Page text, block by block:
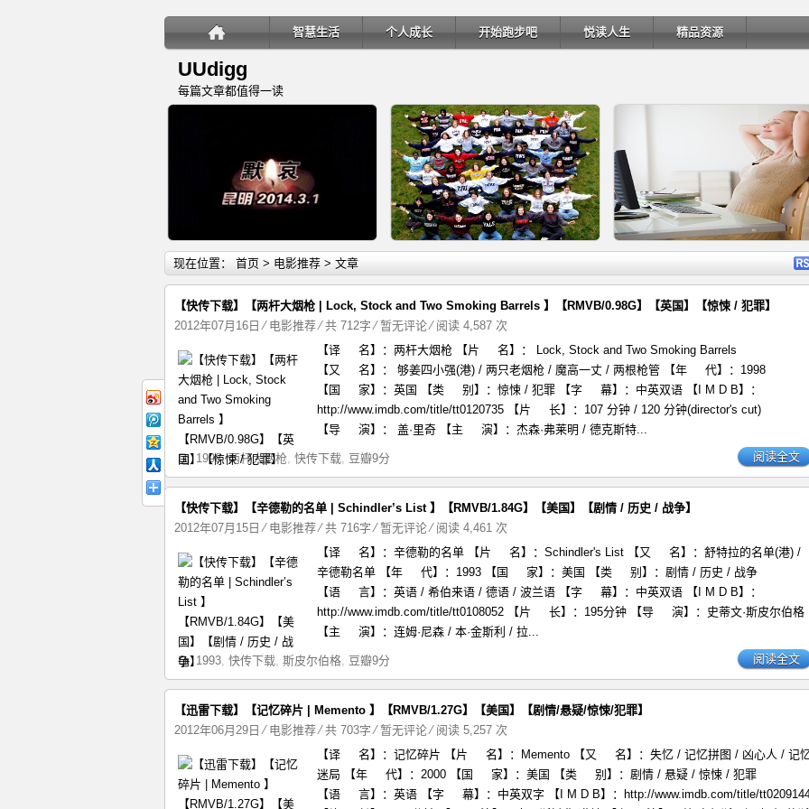
智慧生活 个人成长 开始跑步吧 悦读人生 精品资源
UUdigg
每篇文章都值得一读
详细内容
教你如何应对恐怖袭击
详细内容
移民三年，一个穷人在美国的生活
详细
我如何做到每天工作12小时却不
现在位置： 首页 > 电影推荐 > 文章
【快传下载】【两杆大烟枪 | Lock, Stock and Two Smoking Barrels 】【RMVB/0.98G】【英国】【惊悚 / 犯罪】
2012年07月16日 ⁄ 电影推荐⁄ 共 712字⁄暂无评论⁄ 阅读 4,587 次
【译 名】：两杆大烟枪 【片 名】： Lock, Stock and Two Smoking Barrels
【又 名】： 够姜四小强(港) / 两只老烟枪 / 魔高一丈 / 两根枪管 【年 代】：1998
【国 家】：英国 【类 别】：惊悚 / 犯罪 【字 幕】：中英双语 【I M D B】：
http://www.imdb.com/title/tt0120735 【片 长】：107 分钟 / 120 分钟(director's cut)
【导 演】： 盖·里奇 【主 演】：杰森·弗莱明 / 德克斯特...
1998,两杆大烟枪, 快传下载, 豆瓣9分 阅读全文
【快传下载】【辛德勒的名单 | Schindler’s List 】【RMVB/1.84G】【美国】【剧情 / 历史 / 战争】
2012年07月15日 ⁄ 电影推荐⁄ 共 716字⁄暂无评论⁄ 阅读 4,461 次
【译 名】：辛德勒的名单 【片 名】：Schindler's List 【又 名】：舒特拉的名单(港) /
辛德勒名单 【年 代】：1993 【国 家】：美国 【类 别】：剧情 / 历史 / 战争
【语 言】：英语 / 希伯来语 / 德语 / 波兰语 【字 幕】：中英双语 【I M D B】：
http://www.imdb.com/title/tt0108052 【片 长】：195分钟 【导 演】：史蒂文·斯皮尔伯格
【主 演】：连姆·尼森 / 本·金斯利 / 拉...
1993, 快传下载, 斯皮尔伯格, 豆瓣9分 阅读全文
【迅雷下载】【记忆碎片 | Memento 】【RMVB/1.27G】【美国】【剧情/悬疑/惊悚/犯罪】
2012年06月29日 ⁄ 电影推荐⁄ 共 703字⁄暂无评论⁄ 阅读 5,257 次
【译 名】：记忆碎片 【片 名】：Memento 【又 名】：失忆 / 记忆拼图 / 凶心人 / 记
迷局 【年 代】：2000 【国 家】：美国 【类 别】：剧情 / 悬疑 / 惊悚 / 犯罪
【语 言】：英语 【字 幕】：中英双字 【I M D B】：http://www.imdb.com/title/